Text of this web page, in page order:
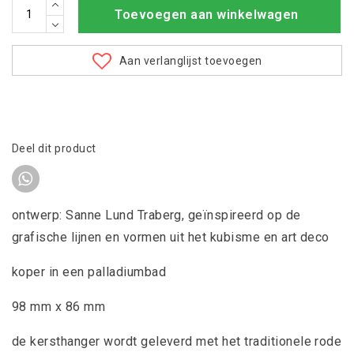
Toevoegen aan winkelwagen
Aan verlanglijst toevoegen
Deel dit product
ontwerp: Sanne Lund Traberg, geïnspireerd op de
grafische lijnen en vormen uit het kubisme en art deco
koper in een palladiumbad
98 mm x 86 mm
de kersthanger wordt geleverd met het traditionele rode